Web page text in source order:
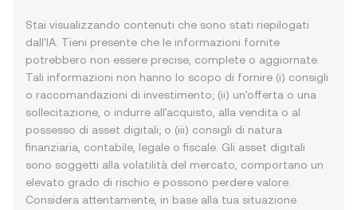
Stai visualizzando contenuti che sono stati riepilogati
dall'IA. Tieni presente che le informazioni fornite
potrebbero non essere precise, complete o aggiornate.
Tali informazioni non hanno lo scopo di fornire (i) consigli
o raccomandazioni di investimento; (ii) un'offerta o una
sollecitazione, o indurre all'acquisto, alla vendita o al
possesso di asset digitali; o (iii) consigli di natura
finanziaria, contabile, legale o fiscale. Gli asset digitali
sono soggetti alla volatilità del mercato, comportano un
elevato grado di rischio e possono perdere valore.
Considera attentamente, in base alla tua situazione